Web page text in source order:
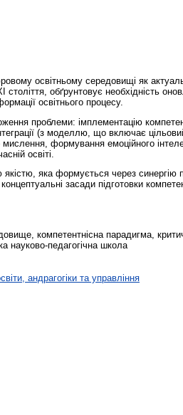
освітньому середовищі як
століття, обґрунтовує необхідність
освітнього процесу.
проблеми: імплементацію
(з моделлю, що включає
формування емоційного
освіті.
яка формується через синергію
засади підготовки
компетентнісна парадигма,
науково-педагогічна школа
андрагогіки та управління